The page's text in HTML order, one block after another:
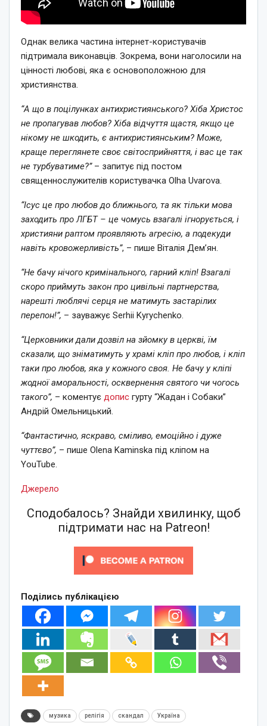
Однак велика частина інтернет-користувачів
підтримала виконавців. Зокрема, вони наголосили на
цінності любові, яка є основоположною для
християнства.
“А що в поцілунках антихристиянського? Хіба Христос
не пропагував любов? Хіба відчуття щастя, якщо це
нікому не шкодить, є антихристиянським? Може,
краще переглянете своє світосприйняття, і вас це так
не турбуватиме?”– запитує під постом
священнослужителів користувачка Olha Uvarova.
“Ісус це про любов до ближнього, та як тільки мова
заходить про ЛГБТ – це чомусь взагалі ігнорується, і
християни раптом проявляють агресію, а подекуди
навіть кровожерливість”, – пише Віталія Дем’ян.
“Не бачу нічого кримінального, гарний кліп! Взагалі
скоро приймуть закон про цивільні партнерства,
нарешті люблячі серця не матимуть застарілих
перепон!”, – зауважує Serhii Kyrychenko.
“Церковники дали дозвіл на зйомку в церкві, їм
сказали, що зніматимуть у храмі кліп про любов, і кліп
таки про любов, яка у кожного своя. Не бачу у кліпі
жодної аморальності, осквернення святого чи чогось
такого”, – коментує допис гурту “Жадан і Собаки”
Андрій Омельницький.
“Фантастично, яскраво, сміливо, емоційно і дуже
чуттєво”, – пише Olena Kaminska під кліпом на
YouTube.
Джерело
Сподобалось? Знайди хвилинку, щоб
підтримати нас на Patreon!
Поділись публікацією
музика релігія скандал Україна